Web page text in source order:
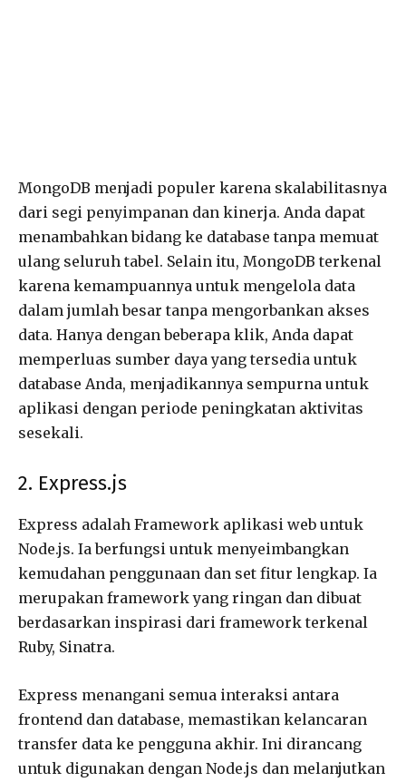
MongoDB menjadi populer karena skalabilitasnya
dari segi penyimpanan dan kinerja. Anda dapat
menambahkan bidang ke database tanpa memuat
ulang seluruh tabel. Selain itu, MongoDB terkenal
karena kemampuannya untuk mengelola data
dalam jumlah besar tanpa mengorbankan akses
data. Hanya dengan beberapa klik, Anda dapat
memperluas sumber daya yang tersedia untuk
database Anda, menjadikannya sempurna untuk
aplikasi dengan periode peningkatan aktivitas
sesekali.
2. Express.js
Express adalah Framework aplikasi web untuk
Node.js. Ia berfungsi untuk menyeimbangkan
kemudahan penggunaan dan set fitur lengkap. Ia
merupakan framework yang ringan dan dibuat
berdasarkan inspirasi dari framework terkenal
Ruby, Sinatra.
Express menangani semua interaksi antara
frontend dan database, memastikan kelancaran
transfer data ke pengguna akhir. Ini dirancang
untuk digunakan dengan Node.js dan melanjutkan